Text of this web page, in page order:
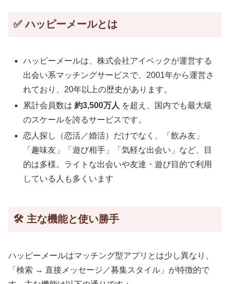
✅ ハッピーメールとは
ハッピーメールは、株式会社アイベックが運営する
出会い系マッチングサービスで、2001年から運営さ
れており、20年以上の歴史があります。
累計会員数は約3,500万人 を超え、国内でも最大級
のスケールを誇るサービスです。
恋人探し（恋活／婚活）だけでなく、「飲み友」
「趣味友」「遊び相手」「気軽な出会い」など、目
的は多様。ライトな出会いや友達・遊び目的で利用
している人も多くいます
🛠️ 主な機能と使い勝手
ハッピーメールはマッチング型アプリとは少し異なり、
「検索 → 直接メッセージ／募集スタイル」が特徴的で